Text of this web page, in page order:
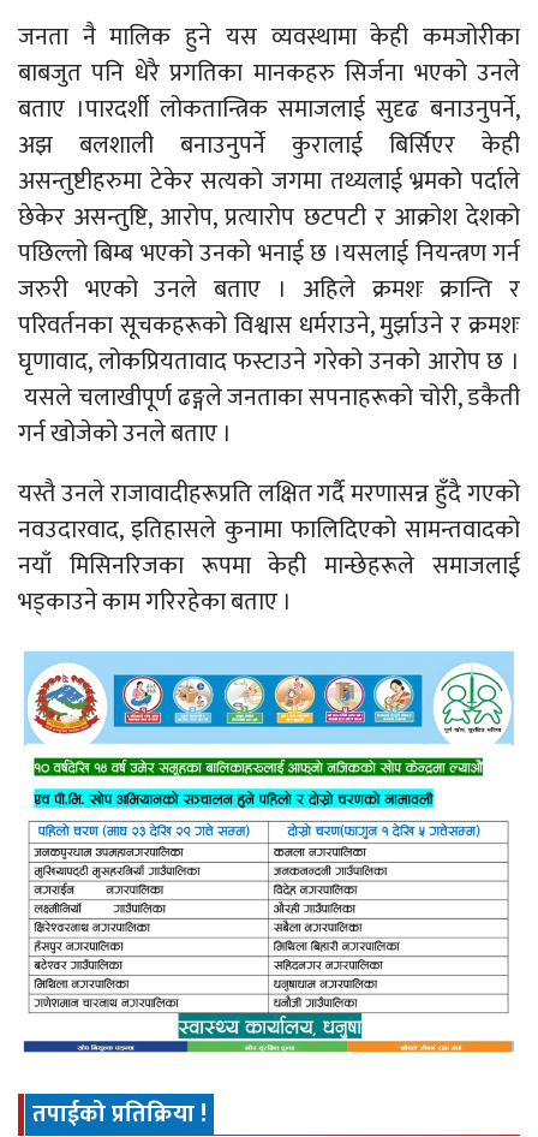
जनता नै मालिक हुने यस व्यवस्थामा केही कमजोरीका
बाबजुत पनि धेरै प्रगतिका मानकहरु सिर्जना भएको उनले
बताए ।पारदर्शी लोकतान्त्रिक समाजलाई सुदृढ बनाउनुपर्ने,
अझ बलशाली बनाउनुपर्ने कुरालाई बिर्सिएर केही
असन्तुष्टीहरुमा टेकेर सत्यको जगमा तथ्यलाई भ्रमको पर्दाले
छेकेर असन्तुष्टि, आरोप, प्रत्यारोप छटपटी र आक्रोश देशको
पछिल्लो बिम्ब भएको उनको भनाई छ ।यसलाई नियन्त्रण गर्न
जरुरी भएको उनले बताए । अहिले क्रमशः क्रान्ति र
परिवर्तनका सूचकहरूको विश्वास धर्मराउने, मुर्झाउने र क्रमशः
घृणावाद, लोकप्रियतावाद फस्टाउने गरेको उनको आरोप छ ।
यसले चलाखीपूर्ण ढङ्गले जनताका सपनाहरूको चोरी, डकैती
गर्न खोजेको उनले बताए ।
यस्तै उनले राजावादीहरूप्रति लक्षित गर्दै मरणासन्न हुँदै गएको
नवउदारवाद, इतिहासले कुनामा फालिदिएको सामन्तवादको
नयाँ मिसिनरिजका रूपमा केही मान्छेहरूले समाजलाई
भड्काउने काम गरिरहेका बताए ।
तपाईको प्रतिक्रिया !